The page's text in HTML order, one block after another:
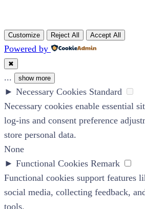
Customize Reject All Accept All
Powered by
✖
... show more
► Necessary Cookies Standard
Necessary cookies enable essential
log-ins and consent preference
store personal data.
None
► Functional Cookies Remark
Functional cookies support features
social media, collecting feedback,
tools.